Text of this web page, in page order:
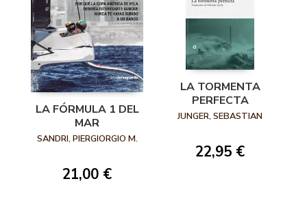
LA FÓRMULA 1 DEL
MAR
SANDRI, PIERGIORGIO M.
21,00 €
LA TORMENTA
PERFECTA
JUNGER, SEBASTIAN
22,95 €